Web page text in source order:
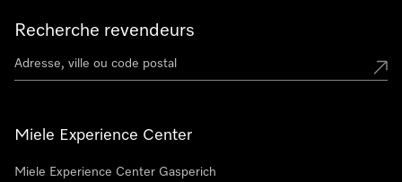
Recherche revendeurs
Miele Experience Center
Miele Experience Center Gasperich